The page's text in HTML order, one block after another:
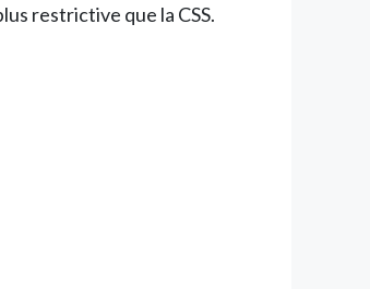
restrictive que la CSS.